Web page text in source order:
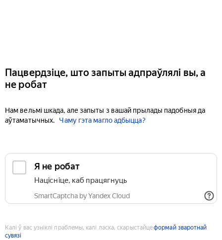
Пацвердзіце, што запыты адпраўлялі вы, а
не робат
Нам вельмі шкада, але запыты з вашай прылады падобныя да
аўтаматычных.
Чаму гэта магло адбыцца?
Я не робат
Націсніце, каб працягнуць
SmartCaptcha by Yandex Cloud
Калі ў вас узніклі праблемы, калі ласка, скарыстайцеформай зваротнай
сувязі